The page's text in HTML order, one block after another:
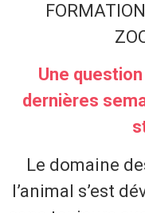
Une
dernières
Le domaine
l’animal s’est